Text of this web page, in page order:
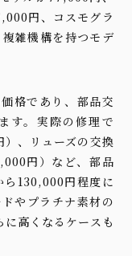
円、コスモグラ
雑機構を持つモデ
格であり、部品交
す。実際の修理で
、リューズの交換
円）など、部品
130,000円程度に
やプラチナ素材の
高くなるケースも